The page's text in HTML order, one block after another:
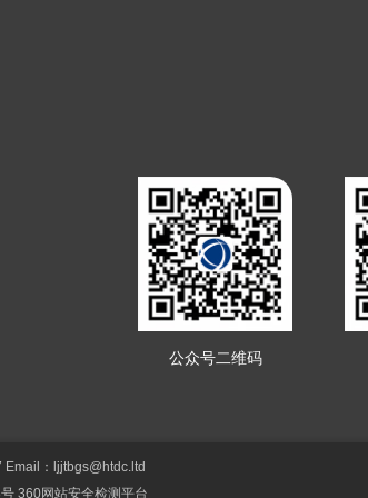
公众号二维码
：ljjtbgs@htdc.ltd
360网站安全检测平台